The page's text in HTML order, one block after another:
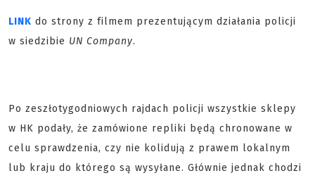
LINK do strony z filmem prezentującym działania policji
w siedzibie UN Company.
Po zeszłotygodniowych rajdach policji wszystkie sklepy
w HK podały, że zamówione repliki będą chronowane w
celu sprawdzenia, czy nie kolidują z prawem lokalnym
lub kraju do którego są wysyłane. Głównie jednak chodzi